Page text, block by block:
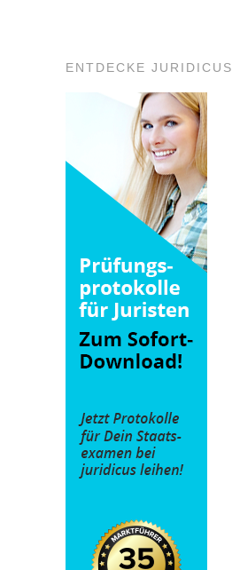
ENTDECKE JURIDICUS